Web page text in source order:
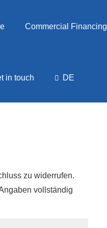
Commercial Financing
in touch DE
zu widerrufen.
vollständig